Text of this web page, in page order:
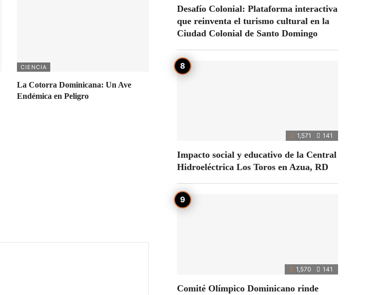
CIENCIA
La Cotorra Dominicana: Un Ave
Endémica en Peligro
Desafío Colonial: Plataforma interactiva
que reinventa el turismo cultural en la
Ciudad Colonial de Santo Domingo
1,571 141
Impacto social y educativo de la Central
Hidroeléctrica Los Toros en Azua, RD
1,570 141
Comité Olímpico Dominicano rinde